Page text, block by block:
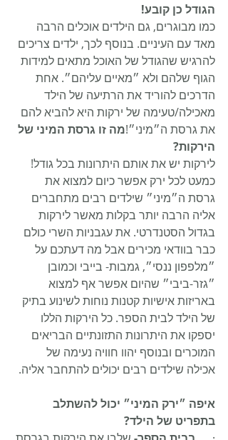
הגודל כן קובע!
כמו מבוגרים, גם הילדים אוכלים הרבה
מאד עם העיניים. בנוסף לכך, ילדים צריכים
להרגיש שהגודל של האוכל מתאים למידות
הגוף שלהם ולא ״מאיים עליהם״. אחת
הדרכים להוריד את הרתיעה של הילד
מאכילה/טעימה של ירקות היא להביא להם
את גרסת ה״מיני״!מה זו גרסת המיני של
הירקות?
לירקות יש את אותם היתרונות בכל גודל!
כמעט לכל ירק אפשר כיום למצוא את
גרסת ה״מיני״ שילדים רבים מתחברים
אליה הרבה יותר בקלות מאשר לירקות
בגדול הסטנדרטי. את עגבניות השרי כולם
כבר בוודאי מכירים אבל מה דעתכם על
״מלפפון ננסי״, גמבות- בייבי וכמובן
״גזר-ביבי״ שהיום אפשר אף למצוא
באריזות אישיות קטנות נוחות לשינוע בתיק
של הילד לבית הספר. כל הירקות הללו
יספקו את היתרונות התזונתיים הבריאים
המוכרים ובנוסף יהוו חוויה נעימה של
אכילה שילדים רבים יכולים להתחבר אליה.
איפה ״ירק המיני״ יכול להשתלב
בתפריט של הילד?